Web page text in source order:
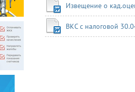
Извещение о
ВКС с налоговой